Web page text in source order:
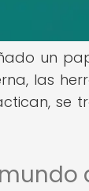
un
las
se